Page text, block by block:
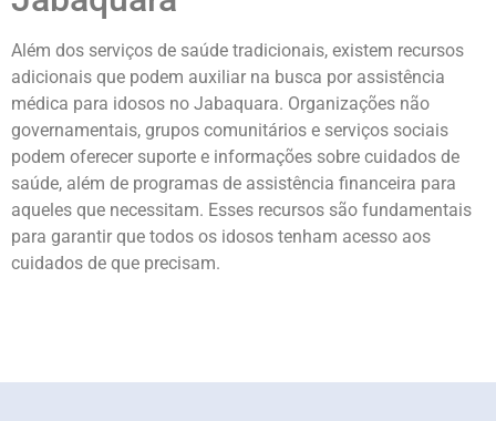
Além dos serviços de saúde tradicionais, existem recursos
adicionais que podem auxiliar na busca por assistência
médica para idosos no Jabaquara. Organizações não
governamentais, grupos comunitários e serviços sociais
podem oferecer suporte e informações sobre cuidados de
saúde, além de programas de assistência financeira para
aqueles que necessitam. Esses recursos são fundamentais
para garantir que todos os idosos tenham acesso aos
cuidados de que precisam.